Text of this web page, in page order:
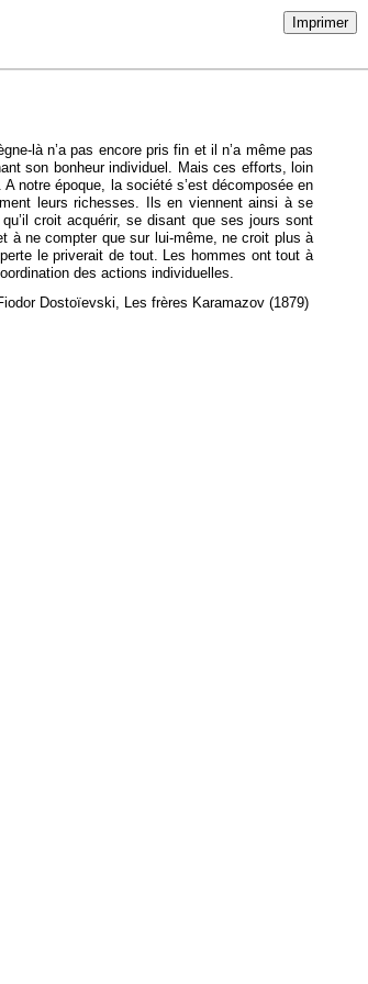
Imprimer
là n’a pas encore pris fin et il n’a même pas
son bonheur individuel. Mais ces efforts, loin
notre époque, la société s’est décomposée en
leurs richesses. Ils en viennent ainsi à se
croit acquérir, se disant que ses jours sont
à ne compter que sur lui-même, ne croit plus à
le priverait de tout. Les hommes ont tout à
des actions individuelles.
Dostoïevski, Les frères Karamazov (1879)